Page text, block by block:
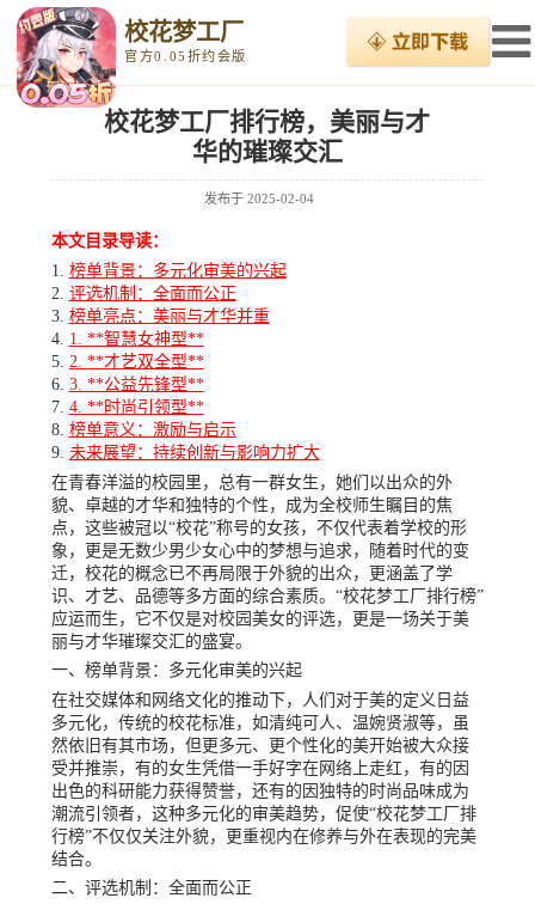
校花梦工厂
官方0.05折约会版
校花梦工厂排行榜，美丽与才
华的璀璨交汇
发布于2025-02-04
本文目录导读：
榜单背景：多元化审美的兴起
评选机制：全面而公正
榜单亮点：美丽与才华并重
1. **智慧女神型**
2. **才艺双全型**
3. **公益先锋型**
4. **时尚引领型**
榜单意义：激励与启示
未来展望：持续创新与影响力扩大
在青春洋溢的校园里，总有一群女生，她们以出众的外
貌、卓越的才华和独特的个性，成为全校师生瞩目的焦
点，这些被冠以“校花”称号的女孩，不仅代表着学校的形
象，更是无数少男少女心中的梦想与追求，随着时代的变
迁，校花的概念已不再局限于外貌的出众，更涵盖了学
识、才艺、品德等多方面的综合素质。“校花梦工厂排行榜”
应运而生，它不仅是对校园美女的评选，更是一场关于美
丽与才华璀璨交汇的盛宴。
一、榜单背景：多元化审美的兴起
在社交媒体和网络文化的推动下，人们对于美的定义日益
多元化，传统的校花标准，如清纯可人、温婉贤淑等，虽
然依旧有其市场，但更多元、更个性化的美开始被大众接
受并推崇，有的女生凭借一手好字在网络上走红，有的因
出色的科研能力获得赞誉，还有的因独特的时尚品味成为
潮流引领者，这种多元化的审美趋势，促使“校花梦工厂排
行榜”不仅仅关注外貌，更重视内在修养与外在表现的完美
结合。
二、评选机制：全面而公正